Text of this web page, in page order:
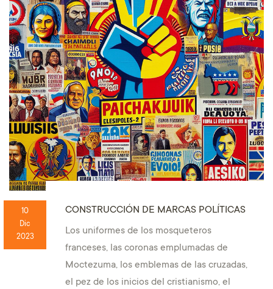
10
Dic
2023
CONSTRUCCIÓN DE MARCAS POLÍTICAS
Los uniformes de los mosqueteros
franceses, las coronas emplumadas de
Moctezuma, los emblemas de las cruzadas,
el pez de los inicios del cristianismo, el